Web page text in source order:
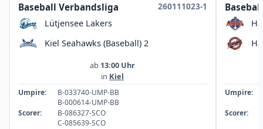
Baseball Verbandsliga
260111023-1
Lütjensee Lakers
Kiel Seahawks (Baseball) 2
ab 13:00 Uhr
in Kiel
Umpire:
B-033740-UMP-BB
B-000614-UMP-BB
Scorer:
B-086327-SCO
C-085639-SCO
Umpire:
Scorer: